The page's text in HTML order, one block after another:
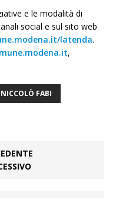
e le modalità di
social e sul sito web
latenda.
,
NICCOLÒ FABI